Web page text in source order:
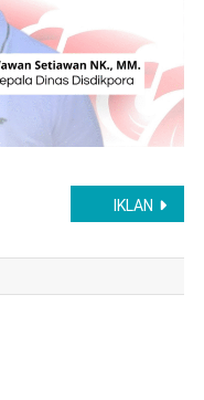
IKLAN